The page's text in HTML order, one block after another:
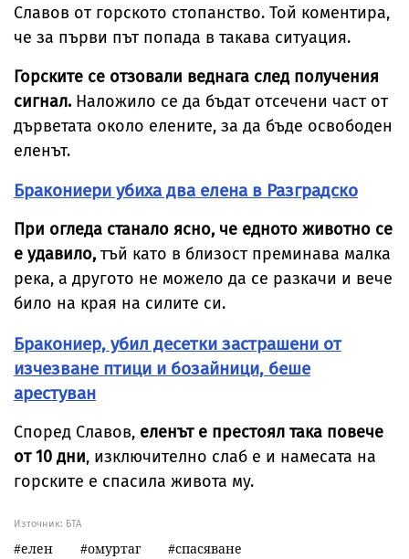
Славов от горското стопанство. Той коментира,
че за първи път попада в такава ситуация.
Горските се отзовали веднага след получения
сигнал. Наложило се да бъдат отсечени част от
дърветата около елените, за да бъде освободен
еленът.
Бракониери убиха два елена в Разградско
При огледа станало ясно, че едното животно се
е удавило, тъй като в близост преминава малка
река, а другото не можело да се разкачи и вече
било на края на силите си.
Бракониер, убил десетки застрашени от
изчезване птици и бозайници, беше
арестуван
Според Славов, еленът е престоял така повече
от 10 дни, изключително слаб е и намесата на
горските е спасила живота му.
Източник: БТА
елен омуртаг спасяване